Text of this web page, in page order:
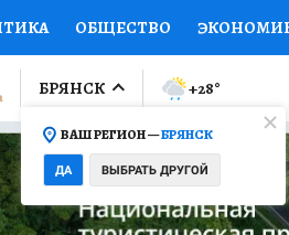
ОБЩЕСТВО
ПРОИСШЕСТВИЯ
ОТКРЫВАЕМ МИР Я ЗНАЮ
ПРОМОКОДЫ СЕРИАЛЫ
БРЯНСК
ВАШ РЕГИОН —БРЯНСК
ДА ВЫБРАТЬ ДРУГОЙ
+28°